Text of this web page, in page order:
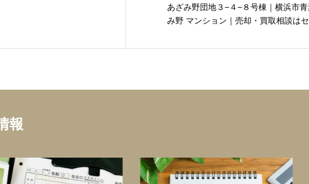
あざみ野団地３−４−８号棟｜横浜市
み野 マンション｜売却・買取相談は
報